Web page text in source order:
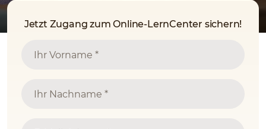
Jetzt Zugang zum Online-LernCenter sichern!